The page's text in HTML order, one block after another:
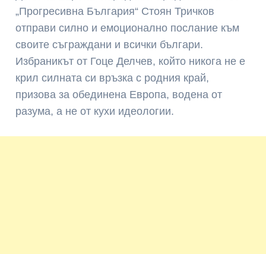
„Прогресивна България“ Стоян Тричков
отправи силно и емоционално послание към
своите съграждани и всички българи.
Избраникът от Гоце Делчев, който никога не е
крил силната си връзка с родния край,
призова за обединена Европа, водена от
разума, а не от кухи идеологии.